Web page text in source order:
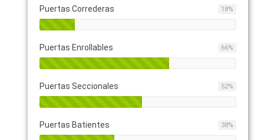
Puertas Correderas 18%
Puertas Enrollables 66%
Puertas Seccionales 52%
Puertas Batientes 38%